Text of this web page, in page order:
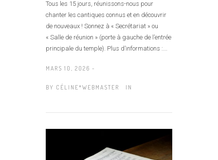
Tous les 15 jours, réunissons-nous pour
chanter les cantiques connus et en découvrir
de nouveaux ! Sonnez à « Secrétariat » ou
« Salle de réunion » (porte à gauche de l’entrée
principale du temple). Plus d’informations :...
MARS 10, 2026 -
BY CÉLINE*WEBMASTER IN